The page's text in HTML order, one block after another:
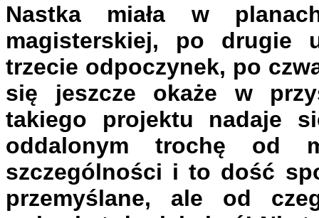
Nastka miała w
magisterskiej, po drugie
trzecie odpoczynek, po
się jeszcze okaże w
takiego projektu nadaje
oddalonym trochę od
szczególności i to dość
przemyślane, ale od